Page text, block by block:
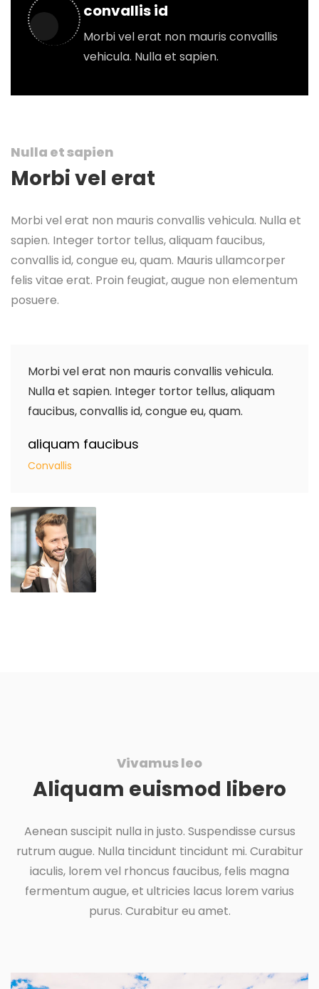
convallis id
Morbi vel erat non mauris convallis
vehicula. Nulla et sapien.
Nulla et sapien
Morbi vel erat
Morbi vel erat non mauris convallis vehicula. Nulla et
sapien. Integer tortor tellus, aliquam faucibus,
convallis id, congue eu, quam. Mauris ullamcorper
felis vitae erat. Proin feugiat, augue non elementum
posuere.
Morbi vel erat non mauris convallis vehicula.
Nulla et sapien. Integer tortor tellus, aliquam
faucibus, convallis id, congue eu, quam.
aliquam faucibus
Convallis
Vivamus leo
Aliquam euismod libero
Aenean suscipit nulla in justo. Suspendisse cursus
rutrum augue. Nulla tincidunt tincidunt mi. Curabitur
iaculis, lorem vel rhoncus faucibus, felis magna
fermentum augue, et ultricies lacus lorem varius
purus. Curabitur eu amet.